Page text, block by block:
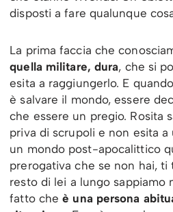
disposti a fare qualunque
La prima faccia che
quella militare, dura, che si
esita a raggiungerlo. E
è salvare il mondo, essere
che essere un pregio. Rosita
priva di scrupoli e non esita a
un mondo post-apocalittico
prerogativa che se non hai, ti
resto di lei a lungo sappiamo
fatto cheè una persona